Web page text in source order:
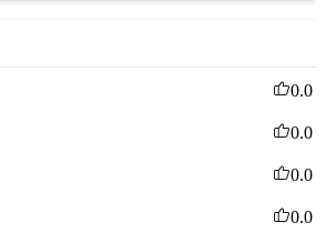
0.0
0.0
0.0
0.0